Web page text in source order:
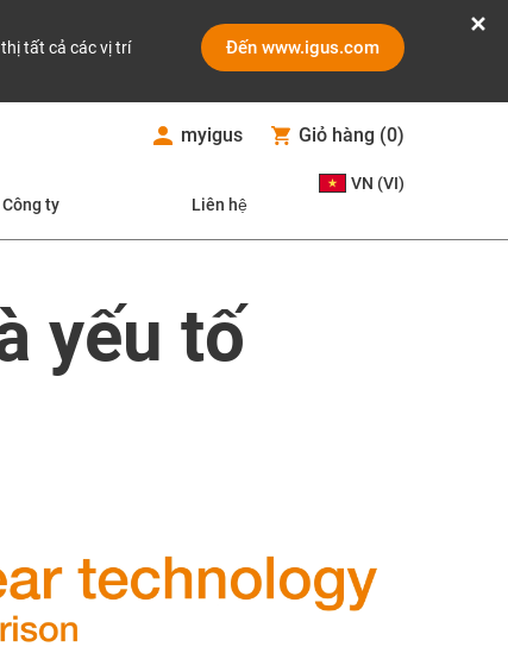
thị tất cả các vị trí Đến www.igus.com
myigus Giỏ hàng (0)
Công ty Liên hệ
VN (VI)
yếu tố